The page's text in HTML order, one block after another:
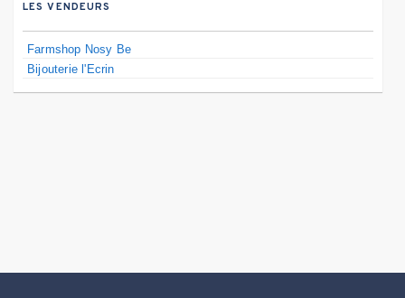
LES VENDEURS
Farmshop Nosy Be
Bijouterie l'Ecrin